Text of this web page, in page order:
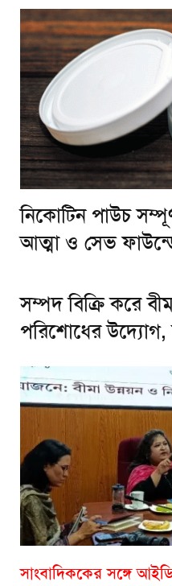
নিকোটিন পাউচ
আত্মা ও সেভ
সম্পদ বিক্রি করে
পরিশোধের উদ্যোগ,
সাংবাদিককের সঙ্গে